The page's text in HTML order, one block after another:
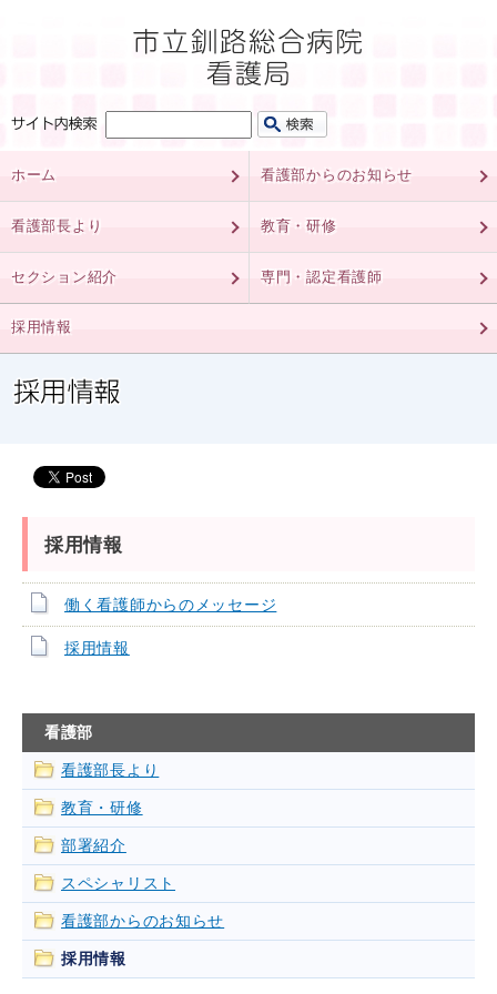
ホーム 看護部からのお知らせ
看護部長より 教育・研修
セクション紹介 専門・認定看護師
採用情報
採用情報
働く看護師からのメッセージ
採用情報
看護部
看護部長より
教育・研修
部署紹介
スペシャリスト
看護部からのお知らせ
採用情報